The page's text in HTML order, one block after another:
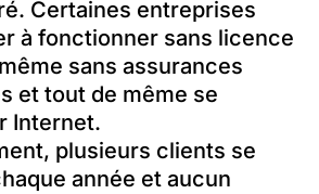
Certaines entreprises
à fonctionner sans licence
sans assurances
et tout de même se
Internet.
plusieurs clients se
année et aucun